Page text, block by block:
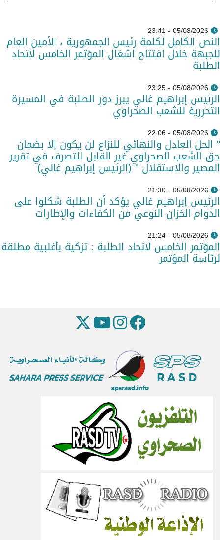
05/08/2026 - 23:41
النص الكامل لكلمة رئيس الجمهورية ، الأمين العام
للجبهة خلال افتتاح اشغال المؤتمر الخامس لاتحاد
الطلبة
05/08/2026 - 23:25
الرئيس إبراهيم غالي يبرز دور الطلبة في المسيرة
التحررية للشعب الصحراوي
05/08/2026 - 22:06
" الحل العادل والنهائي للنزاع لن يكون إلا بضمان
حق الشعب الصحراوي غير القابل للتصرف في تقرير
المصير والاستقلال " (الرئيس إبراهيم غالي)
05/08/2026 - 21:30
الرئيس إبراهيم غالي يؤكد أن الطلبة شكلوا على
الدوام الخزان النوعي من الكفاءات والإطارات
05/08/2026 - 21:24
المؤتمر الخامس لاتحاد الطلبة : تزكية بأغلبية مطلقة
لرئاسة المؤتمر